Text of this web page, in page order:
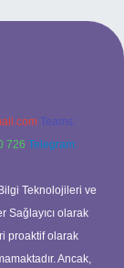
Teams:
726 Telegram:
Teknolojileri ve
Sağlayıcı olarak
proaktif olarak
Ancak,